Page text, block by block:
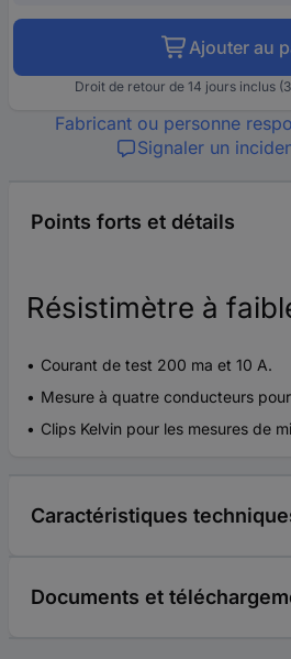
Ajouter au
Droit de retour de 14 jours inclus
Fabricant ou personne
Signaler un
Points forts et détails
Résistimètre à
Courant de test 200 ma et 10 A.
Mesure à quatre conducteurs
Clips Kelvin pour les mesures de
Caractéristiques
Documents et